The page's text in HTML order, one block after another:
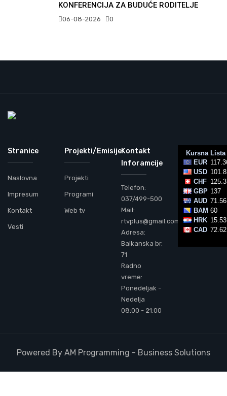
KONFERENCIJA ZA BUDUĆE RODITELJE
06-08-2026 0
Stranice
Naslovna
Impresum
Kontakt
Vesti
Projekti/Emisije
Projekti
Programi
Web tv
Kontakt
Inforamcije
Telefon:
037/499-500
Mail:
rtvplus@gmail.com
Adresa:
Balkanska br.
71
Radno
vreme:
Ponedeljak -
Nedelja
08:00 - 21:00
Powered By AM Programming - Business Solutions